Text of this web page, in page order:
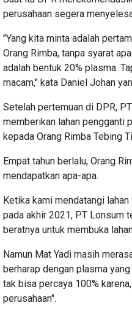
perusahaan segera
"Yang kita minta adalah
Orang Rimba, tanpa syarat
adalah bentuk 20% plasma.
macam," kata Daniel Johan
Setelah pertemuan di DPR,
memberikan lahan pengganti
kepada Orang Rimba Tebing
Empat tahun berlalu, Orang
mendapatkan apa-apa.
Ketika kami mendatangi
pada akhir 2021, PT Lonsum
beratnya untuk membuka
Namun Mat Yadi masih
berharap dengan plasma
tak bisa percaya 100%
perusahaan".